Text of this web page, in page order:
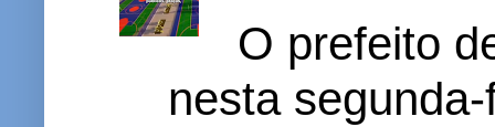
O prefeito
nesta